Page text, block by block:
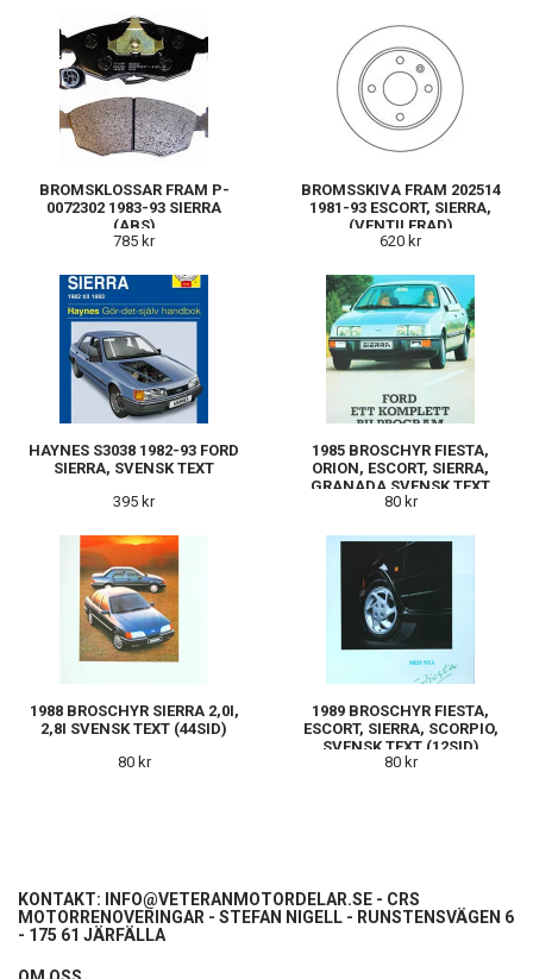
BROMSKLOSSAR FRAM P-
0072302 1983-93 SIERRA
(ABS)
785 kr
BROMSSKIVA FRAM 202514
1981-93 ESCORT, SIERRA,
(VENTILERAD)
620 kr
HAYNES S3038 1982-93 FORD
SIERRA, SVENSK TEXT
395 kr
1985 BROSCHYR FIESTA,
ORION, ESCORT, SIERRA,
GRANADA SVENSK TEXT
(8SID)
80 kr
1988 BROSCHYR SIERRA 2,0I,
2,8I SVENSK TEXT (44SID)
80 kr
1989 BROSCHYR FIESTA,
ESCORT, SIERRA, SCORPIO,
SVENSK TEXT (12SID)
80 kr
KONTAKT: INFO@VETERANMOTORDELAR.SE - CRS
MOTORRENOVERINGAR - STEFAN NIGELL - RUNSTENSVÄGEN 6
- 175 61 JÄRFÄLLA